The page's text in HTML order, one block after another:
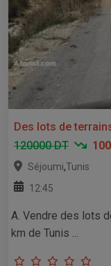
Des lots de
120000 DT
Séjoumi,Tunis
12:45
A. Vendre des lots
km de Tunis ...